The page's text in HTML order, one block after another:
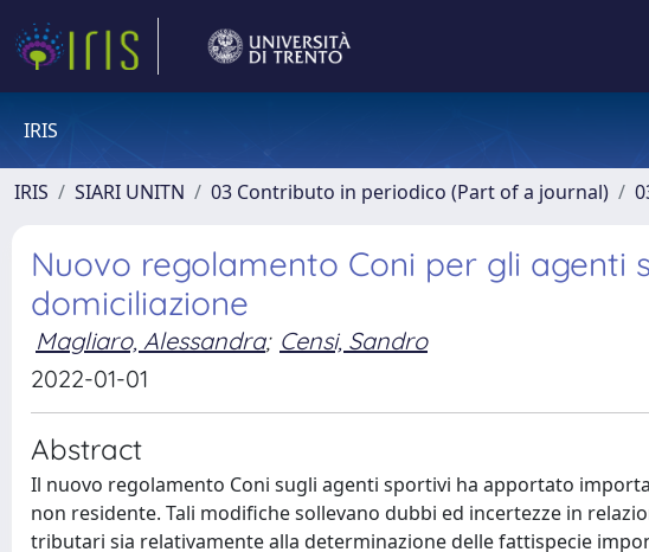
IRIS
IRIS SIARI UNITN 03 Contributo in periodico (Part of a journal)
Nuovo regolamento Coni per gli agenti
domiciliazione
Magliaro, Alessandra; Censi, Sandro
2022-01-01
Abstract
Il nuovo regolamento Coni sugli agenti sportivi ha apportato
non residente. Tali modifiche sollevano dubbi ed incertezze in
tributari sia relativamente alla determinazione delle fattispecie